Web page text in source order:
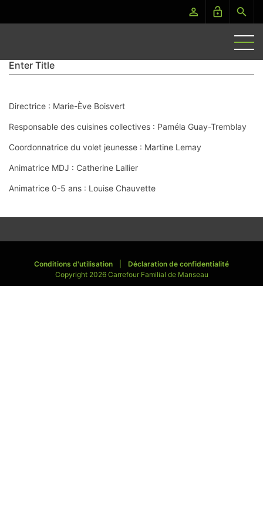
search
lock_open
perm_identity
Enter Title
Directrice : Marie-Ève Boisvert
Responsable des cuisines collectives : Paméla Guay-Tremblay
Coordonnatrice du volet jeunesse : Martine Lemay
Animatrice MDJ : Catherine Lallier
Animatrice 0-5 ans : Louise Chauvette
Conditions d'utilisation
Déclaration de confidentialité
Copyright 2026 Carrefour Familial de Manseau